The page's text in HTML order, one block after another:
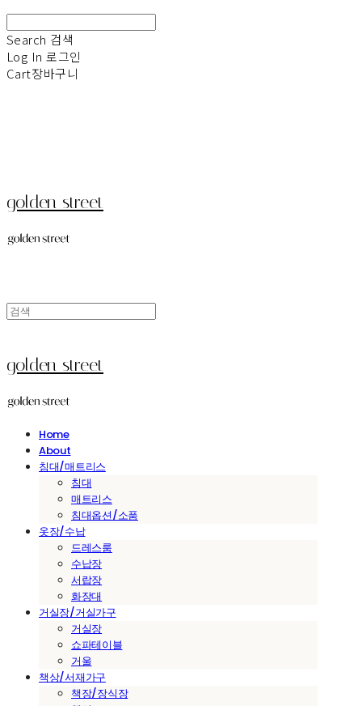
Search 검색
Log In 로그인
Cart장바구니
golden street
golden street
Home
About
침대/매트리스
침대
매트리스
침대옵션/소품
옷장/수납
드레스룸
수납장
서랍장
화장대
거실장/거실가구
거실장
쇼파테이블
거울
책상/서재가구
책장/장식장